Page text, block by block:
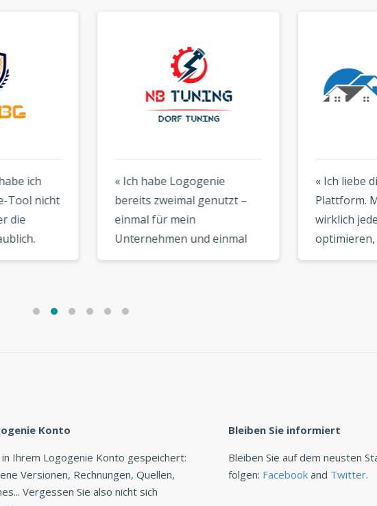
ich
nicht
als
« Ich habe Logogenie
bereits zweimal genutzt –
einmal für mein
Unternehmen und einmal
für einen Freund. Beide
definitiv wieder nutzen! »
« Ich liebe
Plattform.
wirklich
optimieren,
Ihrer Vision
Konto
Ihrem Logogenie Konto gespeichert:
Versionen, Rechnungen, Quellen,
Vergessen Sie also nicht sich
Bleiben Sie informiert
Bleiben Sie auf dem neusten
folgen: Facebook and Twitter.